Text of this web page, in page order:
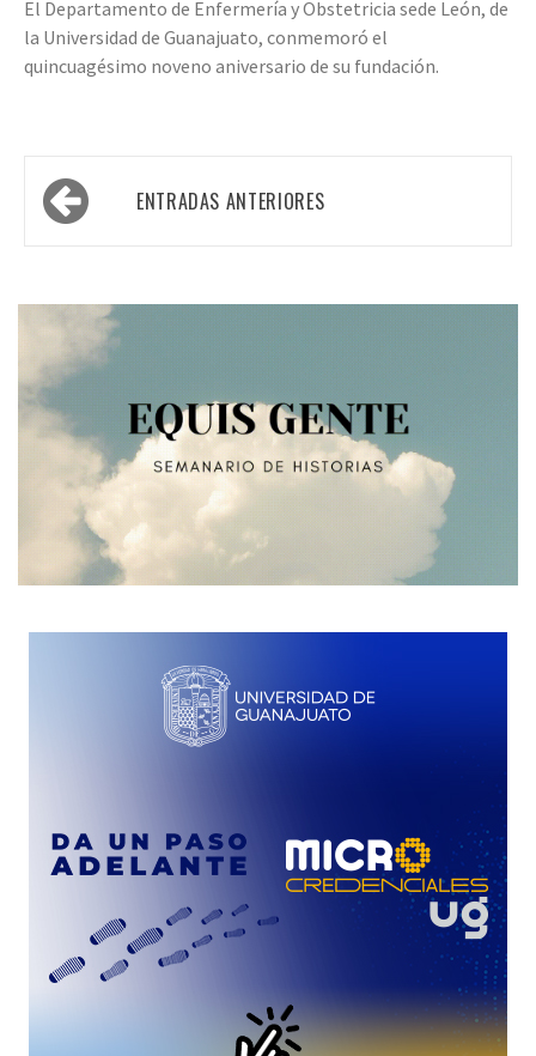
El Departamento de Enfermería y Obstetricia sede León, de
la Universidad de Guanajuato, conmemoró el
quincuagésimo noveno aniversario de su fundación.
Navegación
de ENTRADAS ANTERIORES